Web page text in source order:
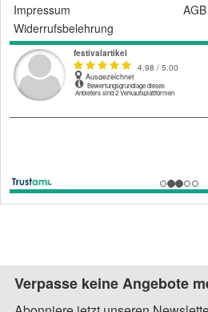
Impressum
AGB
Widerrufsbelehrung
Verpasse keine Angebote